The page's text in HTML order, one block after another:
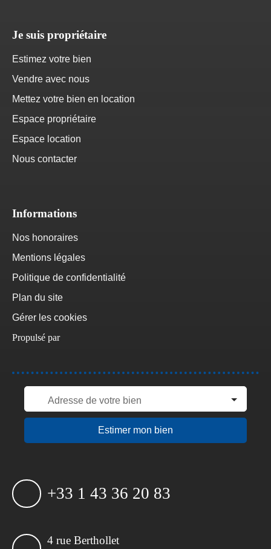
Je suis propriétaire
Estimez votre bien
Vendre avec nous
Mettez votre bien en location
Espace propriétaire
Espace location
Nous contacter
Informations
Nos honoraires
Mentions légales
Politique de confidentialité
Plan du site
Gérer les cookies
Propulsé par
Adresse de votre bien
Estimer mon bien
+33 1 43 36 20 83
4 rue Berthollet